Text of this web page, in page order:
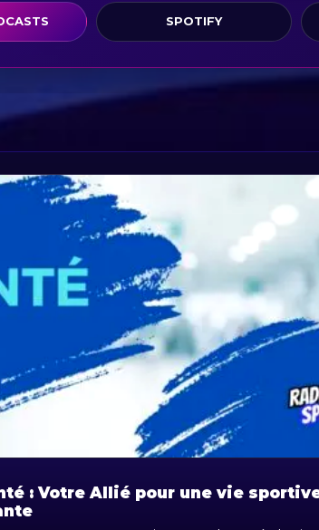
SPOTIFY
: Votre Allié pour une vie